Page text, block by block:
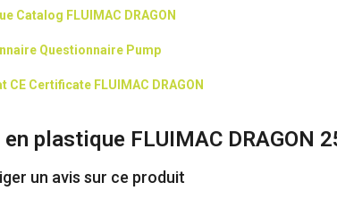
Catalog FLUIMAC DRAGON
Questionnaire Pump
Certificate FLUIMAC DRAGON
plastique FLUIMAC DRAGON
un avis sur ce produit